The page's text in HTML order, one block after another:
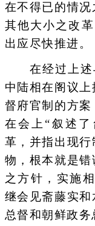
在不得已的情
其他大小之改
出应尽快推进。
在经过上述
中陆相在阁议
督府官制的方
在会上“叙述
革，并指出现
物，根本就是
之方针，实施
继会见斋藤实
总督和朝鲜政